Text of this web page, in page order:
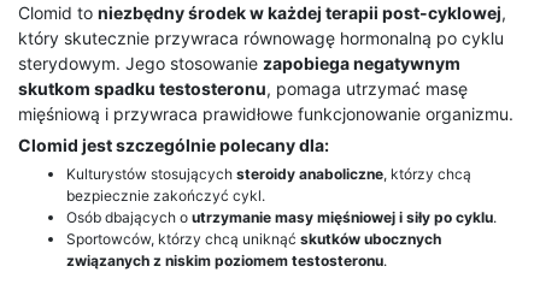
Clomid to niezbędny środek w każdej terapii post-cyklowej,
który skutecznie przywraca równowagę hormonalną po cyklu
sterydowym. Jego stosowanie zapobiega negatywnym
skutkom spadku testosteronu, pomaga utrzymać masę
mięśniową i przywraca prawidłowe funkcjonowanie organizmu.
Clomid jest szczególnie polecany dla:
Kulturystów stosujących steroidy anaboliczne, którzy chcą
bezpiecznie zakończyć cykl.
Osób dbających o utrzymanie masy mięśniowej i siły po cyklu.
Sportowców, którzy chcą uniknąć skutków ubocznych
związanych z niskim poziomem testosteronu.